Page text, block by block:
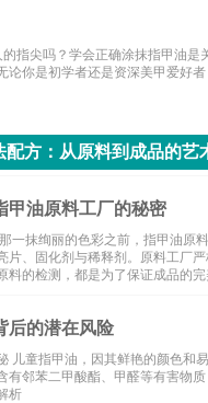
指尖吗？学会正确涂抹指甲油
论你是初学者还是资深美甲爱好者
配方：从原料到成品的艺
甲油原料工厂的秘密
一抹绚丽的色彩之前，指甲油原
、固化剂与稀释剂。原料工厂
料的检测，都是为了保证成品的
后的潜在风险
儿童指甲油，因其鲜艳的颜色和
有邻苯二甲酸酯、甲醛等有害物
析